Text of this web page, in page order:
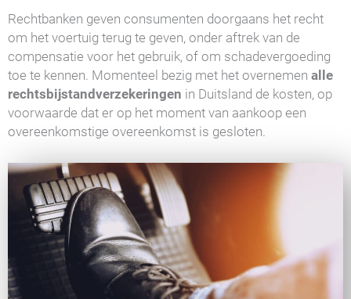
Rechtbanken geven consumenten doorgaans het recht
om het voertuig terug te geven, onder aftrek van de
compensatie voor het gebruik, of om schadevergoeding
toe te kennen. Momenteel bezig met het overnemen alle
rechtsbijstandverzekeringen in Duitsland de kosten, op
voorwaarde dat er op het moment van aankoop een
overeenkomstige overeenkomst is gesloten.